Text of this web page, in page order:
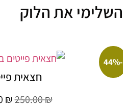
את הלוק
חצאית פייטים
250.00
139.00₪